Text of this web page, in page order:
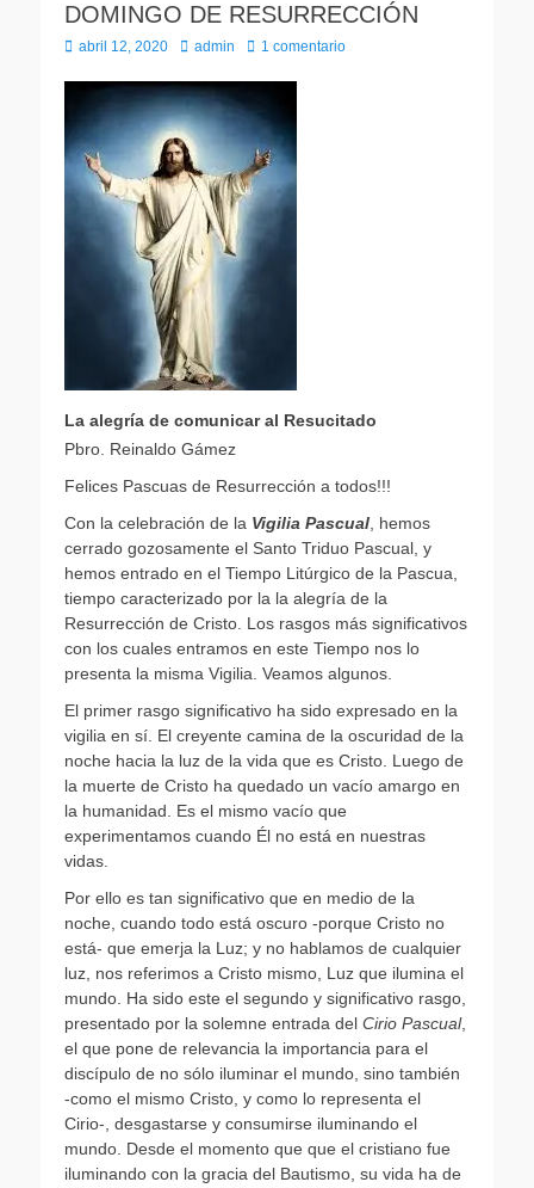
DOMINGO DE RESURRECCIÓN
Publicado
abril 12, 2020 Autor
admin 1 comentario
La alegría de comunicar al Resucitado
Pbro. Reinaldo Gámez
Felices Pascuas de Resurrección a todos!!!
Con la celebración de la Vigilia Pascual , hemos
cerrado gozosamente el Santo Triduo Pascual, y
hemos entrado en el Tiempo Litúrgico de la Pascua,
tiempo caracterizado por la la alegría de la
Resurrección de Cristo. Los rasgos más significativos
con los cuales entramos en este Tiempo nos lo
presenta la misma Vigilia. Veamos algunos.
El primer rasgo significativo ha sido expresado en la
vigilia en sí. El creyente camina de la oscuridad de la
noche hacia la luz de la vida que es Cristo. Luego de
la muerte de Cristo ha quedado un vacío amargo en
la humanidad. Es el mismo vacío que
experimentamos cuando Él no está en nuestras
vidas.
Por ello es tan significativo que en medio de la
noche, cuando todo está oscuro -porque Cristo no
está- que emerja la Luz; y no hablamos de cualquier
luz, nos referimos a Cristo mismo, Luz que ilumina el
mundo. Ha sido este el segundo y significativo rasgo,
presentado por la solemne entrada del Cirio Pascual,
el que pone de relevancia la importancia para el
discípulo de no sólo iluminar el mundo, sino también
-como el mismo Cristo, y como lo representa el
Cirio-, desgastarse y consumirse iluminando el
mundo. Desde el momento que que el cristiano fue
iluminando con la gracia del Bautismo, su vida ha de